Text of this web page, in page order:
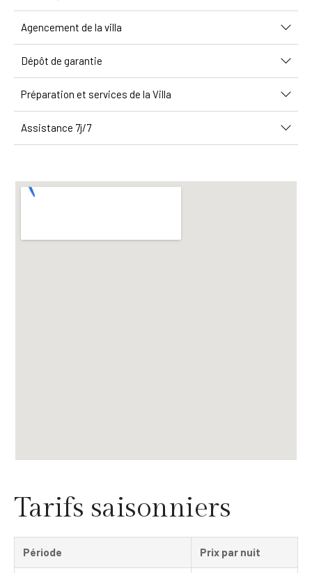
Agencement de la villa
Dépôt de garantie
Préparation et services de la Villa
Assistance 7j/7
Tarifs saisonniers
Période Prix par nuit